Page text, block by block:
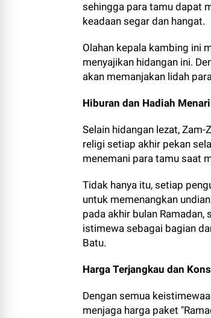
sehingga para tamu dapat
keadaan segar dan hangat.
Olahan kepala kambing ini
menyajikan hidangan ini.
akan memanjakan lidah
Hiburan dan Hadiah
Selain hidangan lezat,
religi setiap akhir pekan
menemani para tamu saat
Tidak hanya itu, setiap
untuk memenangkan
pada akhir bulan
istimewa sebagai bagian
Batu.
Harga Terjangkau dan
Dengan semua
menjaga harga paket